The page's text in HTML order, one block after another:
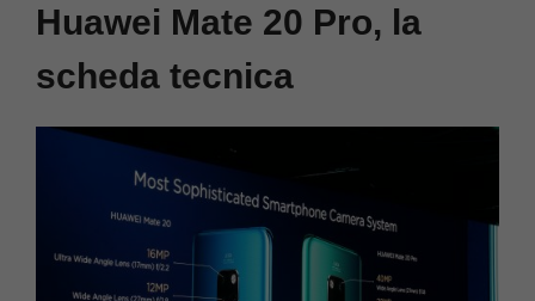
Huawei Mate 20 Pro, la
scheda tecnica